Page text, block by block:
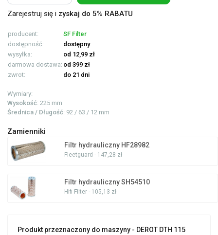
Zarejestruj się i zyskaj do 5% RABATU
producent:
SF Filter
dostępność:
dostępny
wysyłka:
od 12,99 zł
darmowa dostawa: od 399 zł
zwrot:
do 21 dni
Wymiary:
Wysokość: 225 mm
Średnica / Długość: 92 / 63 / 12 mm
Zamienniki
Filtr hydrauliczny HF28982
Fleetguard - 147,28 zł
Filtr hydrauliczny SH54510
Hifi Filter - 105,13 zł
Produkt przeznaczony do maszyny - DEROT DTH 115